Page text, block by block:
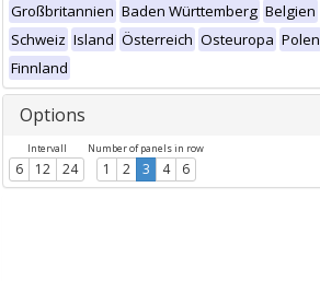
Großbritannien Baden Württemberg Belgien
Schweiz Island Österreich Osteuropa Polen
Finnland
Options
Intervall
6 12 24
Number of panels in row
1 2 3 4 6